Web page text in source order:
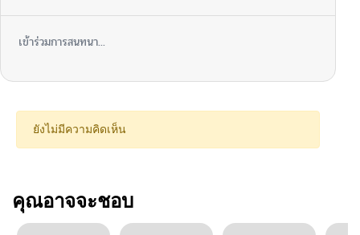
เข้าร่วมการสนทนา...
ยังไม่มีความคิดเห็น
คุณอาจจะชอบ